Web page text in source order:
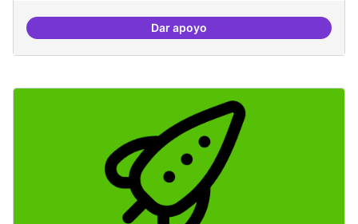
Dar apoyoDrets Humans i capa digital